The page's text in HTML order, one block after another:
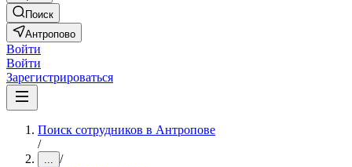
Поиск
Антропово
Войти
Войти
Зарегистрироваться
Поиск сотрудников в Антропове
/
... /